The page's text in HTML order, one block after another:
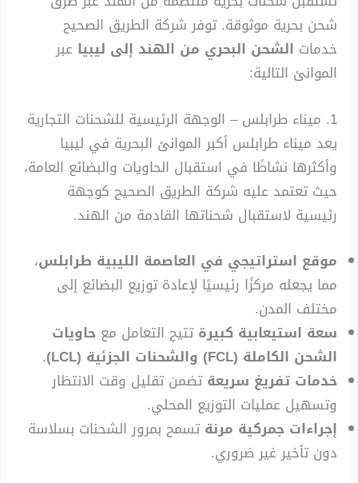
شحن بحرية موثوقة. توفر شركة الطريق الصحيح
خدمات الشحن البحري من الهند إلى ليبيا عبر
الموانئ التالية:
1. ميناء طرابلس – الوجهة الرئيسية للشحنات التجارية
يعد ميناء طرابلس أكبر الموانئ البحرية في ليبيا
وأكثرها نشاطًا في استقبال الحاويات والبضائع العامة،
حيث تعتمد عليه شركة الطريق الصحيح كوجهة
رئيسية لاستقبال شحناتها القادمة من الهند.
موقع استراتيجي في العاصمة الليبية طرابلس،
مما يجعله مركزًا رئيسيًا لإعادة توزيع البضائع إلى
مختلف المدن.
سعة استيعابية كبيرة تتيح التعامل معحاويات
الشحن الكاملة (FCL) والشحنات الجزئية (LCL)
.
خدمات تفريغ سريعة تضمن تقليل وقت الانتظار
وتسهيل عمليات التوزيع المحلي.
إجراءات جمركية مرنة تسمح بمرور الشحنات بسلاسة
دون تأخير غير ضروري.